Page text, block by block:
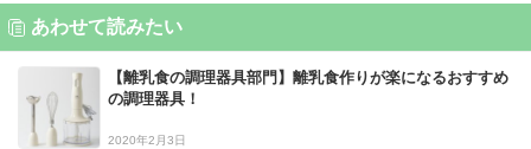
あわせて読みたい
【離乳食の調理器具部門】離乳食作りが楽になるおすすめ
の調理器具！
2020年2月3日